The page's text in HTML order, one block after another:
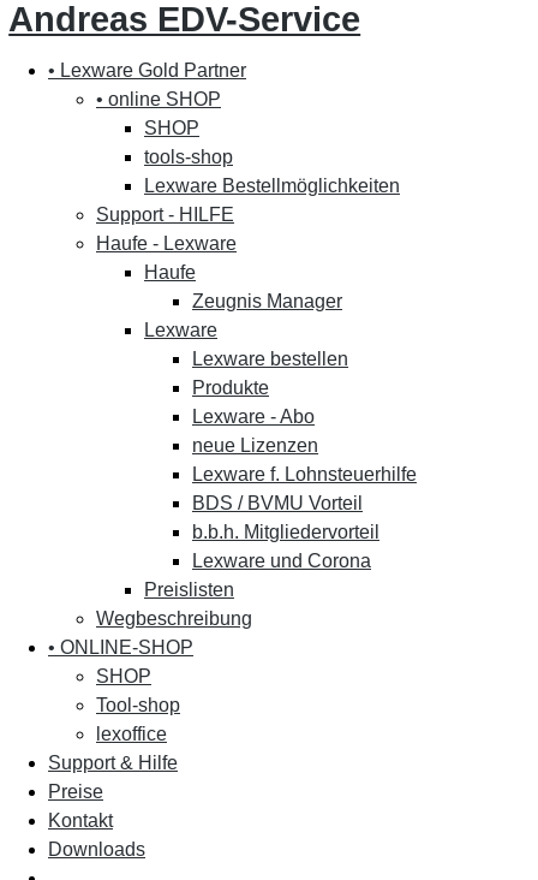
Andreas EDV-Service
• Lexware Gold Partner
• online SHOP
SHOP
tools-shop
Lexware Bestellmöglichkeiten
Support - HILFE
Haufe - Lexware
Haufe
Zeugnis Manager
Lexware
Lexware bestellen
Produkte
Lexware - Abo
neue Lizenzen
Lexware f. Lohnsteuerhilfe
BDS / BVMU Vorteil
b.b.h. Mitgliedervorteil
Lexware und Corona
Preislisten
Wegbeschreibung
• ONLINE-SHOP
SHOP
Tool-shop
lexoffice
Support & Hilfe
Preise
Kontakt
Downloads